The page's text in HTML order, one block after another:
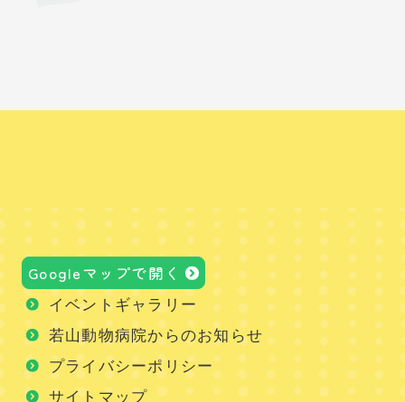
Googleマップで開く
イベントギャラリー
若山動物病院からのお知らせ
プライバシーポリシー
サイトマップ